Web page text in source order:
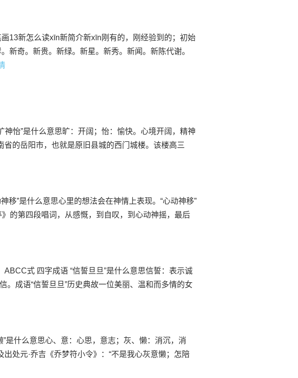
13新怎么读xīn新简介新xīn刚有的，刚经验到的；初始
新奇。新贵。新绿。新星。新秀。新闻。新陈代谢。
神怡”是什么意思旷：开阔；怡：愉快。心境开阔，精神
省的岳阳市，也就是原旧县城的西门城楼。该楼高三
移”是什么意思心里的想法会在神情上表现。“心动神移”
的第四段唱词，从感慨，到自叹，到心动神摇，最后
式 四字成语 “信誓旦旦”是什么意思信誓：表示诚
。成语“信誓旦旦”历史典故一位美丽、温和而多情的女
是什么意思心、意：心思，意志；灰、懒：消沉，消
处元·乔吉《乔梦符小令》：“不是我心灰意懒；怎陪